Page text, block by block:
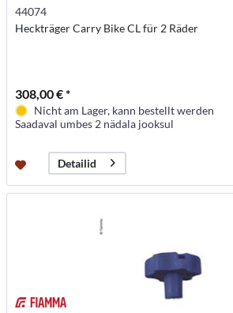
44074
Heckträger Carry Bike CL für 2 Räder
308,00 € *
Nicht am Lager, kann bestellt werden
Saadaval umbes 2 nädala jooksul
Detailid